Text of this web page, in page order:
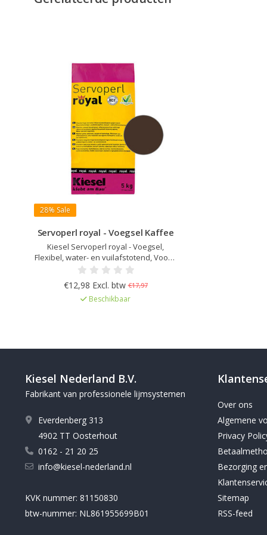
28% Sale
Servoperl royal - Voegsel Kaffee
Kiesel Servoperl royal - Voegsel,
Flexibel, water- en vuilafstotend, Voor 1
- 10 mm voegbreedte, Voor wand en
ruimtes, Verhoogde weerstand tegen
zuren en alkaliën, Sterk mechanisch
€12,98 Excl. btw €17,97
Beschikbaar
Kiesel Nederland B.V.
Fabrikant van professionele lijmsystemen
Everdenberg 313
4902 TT Oosterhout
0162 - 21 20 25
info@kiesel-nederland.nl
KVK nummer: 81150830
btw-nummer: NL861955699B01
Over ons
Algemene
Privacy
Bezorging
Sitemap
RSS-feed